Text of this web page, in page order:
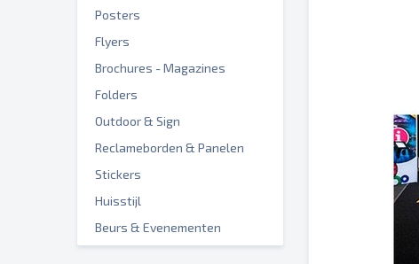
Posters
Flyers
Brochures - Magazines
Folders
Outdoor & Sign
Reclameborden & Panelen
Stickers
Huisstijl
Beurs & Evenementen